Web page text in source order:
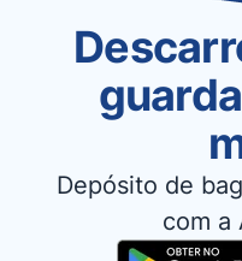
Depósito de
com a